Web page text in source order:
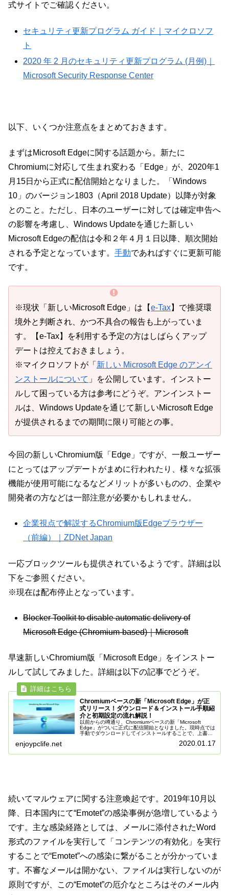
式サイトでご確認ください。
セキュリティ更新プログラム ガイド｜マイクロソフ
ト
2020 年 2 月のセキュリティ更新プログラム (月例)｜
Microsoft Security Response Center
以下、いくつか注意点をまとめておきます。
まずはMicrosoft Edgeに関する話題から。新たに
Chromiumに対応して生まれ変わる「Edge」が、2020年1
月15日から正式に配信開始となりました。「Windows
10」のバージョン1803（April 2018 Update）以降が対象
とのこと。ただし、日本のユーザーに対しては確定申告へ
の影響を考慮し、Windows Updateを通じた新しい
Microsoft Edgeの配信は令和２年４月１日以降、順次開始
される予定となっています。 手動であればすぐに更新可能
です。
※現状「新しいMicrosoft Edge」は【e-Tax】で推奨環
境外と判断され、かつ不具合の報告も上がっていま
す。【e-Tax】を利用する予定の方はしばらくアップ
デートは控えておきましょう。
※マイクロソフトが「 新しい Microsoft Edge のアンイ
ンストールについて 」を公開しています。インストー
ルして困っている方は参考にどうぞ。アンインストー
ルは、Windows Updateを通じて新しいMicrosoft Edge
が提供されるまでの期間に限り可能との事。
今回の新しいChromium版「Edge」ですが、一般ユーザー
にとってはアップデートがまめに行われたり、様々な拡張
機能が使用可能になるなどメリットが多いものの、企業や
開発者の方などは一部注意が必要かもしれません。
企業視点で解説するChromium版Edgeブラウザー
（前編）｜ZDNet Japan
一応ブロックツールも提供されているようです。詳細は以
下をご参照ください。
※現在は配布停止となっています。
Blocker Toolkit to disable automatic delivery of
Microsoft Edge (Chromium-based)｜Microsoft
早速新しいChromium版「Microsoft Edge」をインストー
ルして試してみました。詳細は以下の記事でどうぞ。
Chromiumベースの新「Microsoft Edge」が正
式リリース！ダウンロード＆インストール手順紹
介と初期設定の流れ解説！
以前からの噂通り、Chromiumベースの新「Microsoft
Edge」がついに正式に配信開始となりました。現時点では
手動でダウンロードしてインストールすることで、上書き
enjoypclife.net 2020.01.17
続いてマルウェアに関する注意喚起です。2019年10月以
降、日本国内にて“Emotet”の感染事例が急増しているよう
です。主な感染経路としては、メールに添付されたWord
形式のファイルを実行して「コンテンツの有効化」を実行
することで“Emotet”への感染に繋がることが分かっていま
す。不審なメールは開かない、ファイルは実行しないのが
原則ですが、この“Emotet”の厄介なところはそのメール内